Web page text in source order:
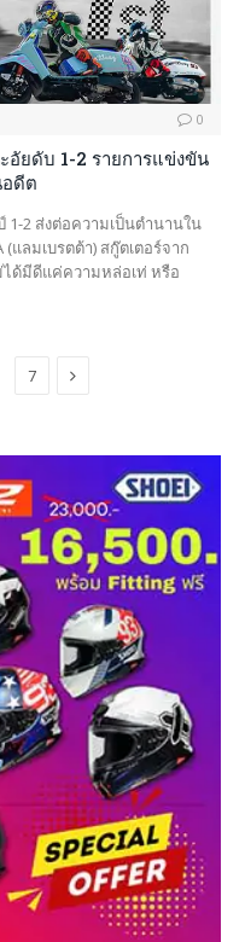
0
ยดับ 1-2 รายการแข่งขัน
ดีต
1-2 ส่งต่อความเป็นตำนานใน
แลมเบรตต้า) สกู๊ตเตอร์จาก
ด้มีดีแค่ความหล่อเท่ หรือ
7 Next